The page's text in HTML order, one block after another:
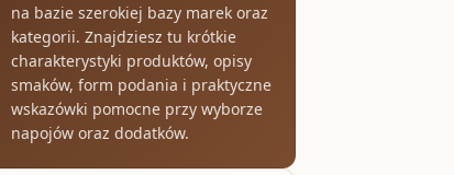
na bazie szerokiej bazy marek oraz
kategorii. Znajdziesz tu krótkie
charakterystyki produktów, opisy
smaków, form podania i praktyczne
wskazówki pomocne przy wyborze
napojów oraz dodatków.